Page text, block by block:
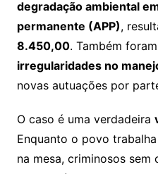
degradação ambiental
permanente (APP),
8.450,00. Também
irregularidades no
novas autuações por
O caso é uma verdadeira
Enquanto o povo
na mesa, criminosos sem